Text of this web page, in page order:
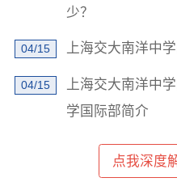
少？
04/15 上海交大南洋中
04/15
上海交大南洋中
学国际部简介
点我深度
为了更好地为您提供选校
理解，上述信息将用于
定制更为贴心的服务。
下的学校信息为公开渠